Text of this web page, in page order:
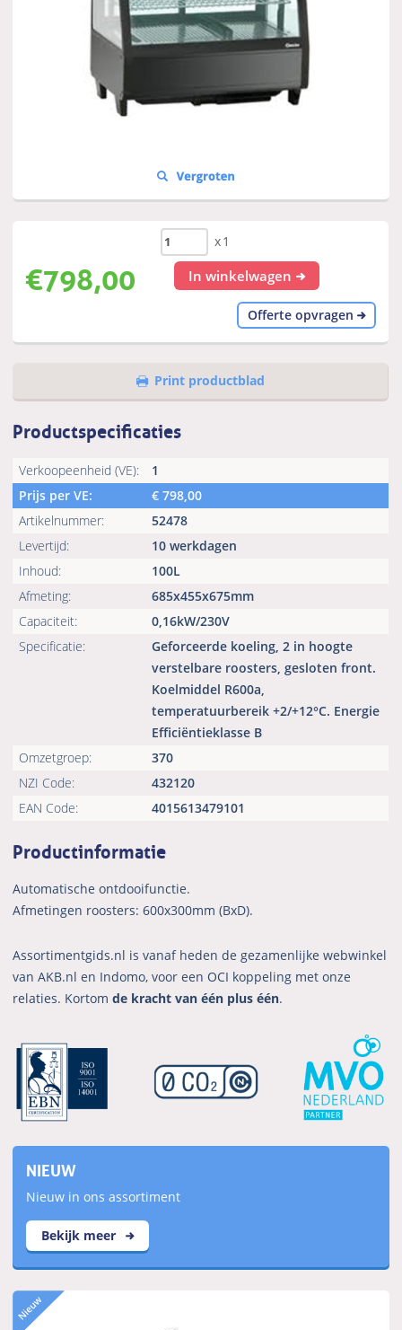
€798,00
x1
In winkelwagen
Offerte opvragen
Print productblad
Productspecificaties
Verkoopeenheid (VE):
1
Prijs per VE:
€798,00
Artikelnummer:
52478
Levertijd:
10 werkdagen
Inhoud:
100L
Afmeting:
685x455x675mm
Capaciteit:
0,16kW/230V
Specificatie:
Geforceerde koeling, 2 in hoogte
verstelbare roosters, gesloten front.
Koelmiddel R600a,
temperatuurbereik +2/+12°C. Energie
Efficiëntieklasse B
Omzetgroep:
370
NZI Code:
432120
EAN Code:
4015613479101
Productinformatie
Automatische ontdooifunctie.
Afmetingen roosters: 600x300mm (BxD).
Assortimentgids.nl is vanaf heden de gezamenlijke webwinkel
van AKB.nl en Indomo, voor een OCI koppeling met onze
relaties. Kortomde kracht van één plus één.
NIEUW
Nieuw in ons assortiment
Bekijk meer